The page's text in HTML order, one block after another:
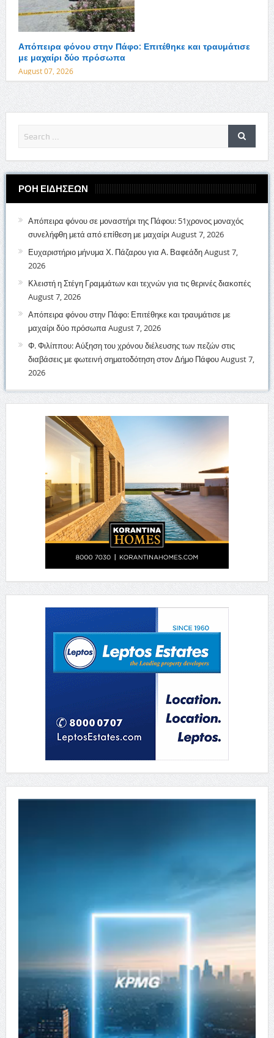
Απόπειρα φόνου στην Πάφο: Επιτέθηκε και τραυμάτισε
με μαχαίρι δύο πρόσωπα
August 07, 2026
ΡΟΗ ΕΙΔΗΣΕΩΝ
Απόπειρα φόνου σε μοναστήρι της Πάφου: 51χρονος μοναχός
συνελήφθη μετά από επίθεση με μαχαίριAugust 7, 2026
Ευχαριστήριο μήνυμα Χ. Πάζαρου για Α. ΒαφεάδηAugust 7,
2026
Κλειστή η Στέγη Γραμμάτων και τεχνών για τις θερινές διακοπές
August 7, 2026
Απόπειρα φόνου στην Πάφο: Επιτέθηκε και τραυμάτισε με
μαχαίρι δύο πρόσωπα August 7, 2026
Φ. Φιλίππου: Αύξηση του χρόνου διέλευσης των πεζών στις
διαβάσεις με φωτεινή σηματοδότηση στον Δήμο ΠάφουAugust 7,
2026